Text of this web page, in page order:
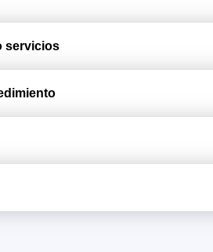
servicios